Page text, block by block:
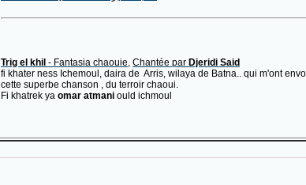
Trig el khil - Fantasia chaouie, Chantée par Djeridi Said
fi khater ness Ichemoul, daira de Arris, wilaya de Batna.. qui m'ont
cette superbe chanson , du terroir chaoui.
Fi khatrek ya omar atmani ould ichmoul